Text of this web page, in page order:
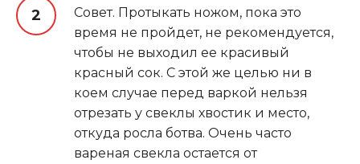
Совет. Протыкать ножом, пока это
время не пройдет, не рекомендуется,
чтобы не выходил ее красивый
красный сок. С этой же целью ни в
коем случае перед варкой нельзя
отрезать у свеклы хвостик и место,
откуда росла ботва. Очень часто
вареная свекла остается от